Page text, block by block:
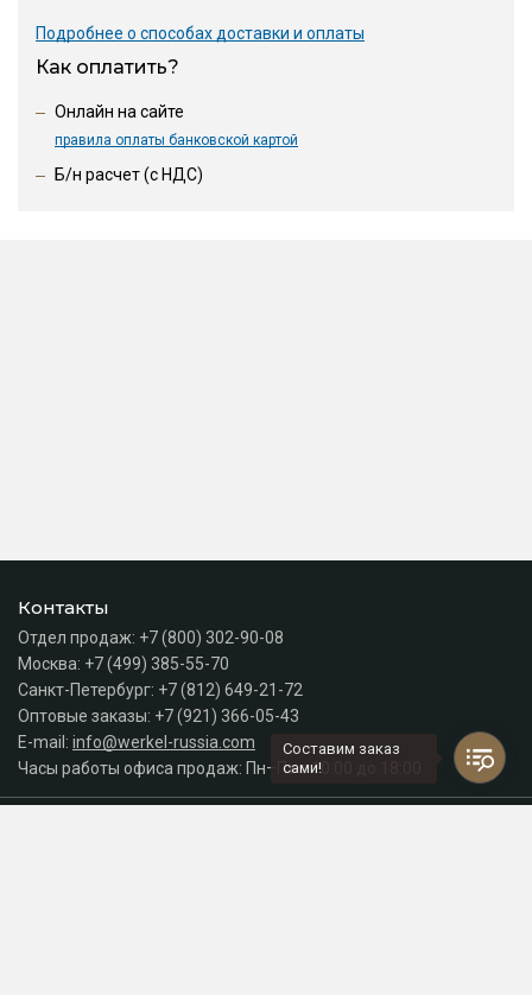
Подробнее о способах доставки и оплаты
Как оплатить?
Онлайн на сайте
правила оплаты банковской картой
Б/н расчет (c НДС)
Контакты
Отдел продаж: +7 (800) 302-90-08
Москва: +7 (499) 385-55-70
Санкт-Петербург: +7 (812) 649-21-72
Оптовые заказы: +7 (921) 366-05-43
E-mail: info@werkel-russia.com
Часы работы офиса продаж: Пн–Пт с 10:00 до 18:00
Составим заказ
сами!